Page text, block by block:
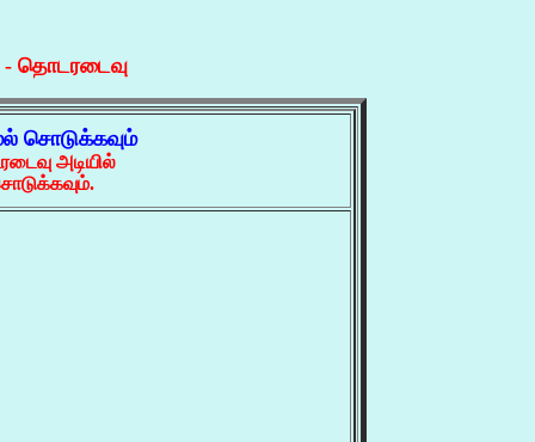
- தொடரடைவு
சொடுக்கவும்
அடியில்